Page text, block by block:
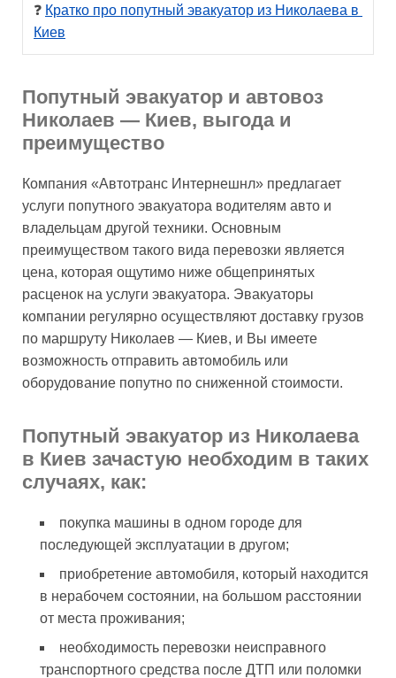
❓ Кратко про попутный эвакуатор из Николаева в
Киев
Попутный эвакуатор и автовоз
Николаев — Киев, выгода и
преимущество
Компания «Автотранс Интернешнл» предлагает
услуги попутного эвакуатора водителям авто и
владельцам другой техники. Основным
преимуществом такого вида перевозки является
цена, которая ощутимо ниже общепринятых
расценок на услуги эвакуатора. Эвакуаторы
компании регулярно осуществляют доставку грузов
по маршруту Николаев — Киев, и Вы имеете
возможность отправить автомобиль или
оборудование попутно по сниженной стоимости.
Попутный эвакуатор из Николаева
в Киев зачастую необходим в таких
случаях, как:
покупка машины в одном городе для
последующей эксплуатации в другом;
приобретение автомобиля, который находится
в нерабочем состоянии, на большом расстоянии
от места проживания;
необходимость перевозки неисправного
транспортного средства после ДТП или поломки